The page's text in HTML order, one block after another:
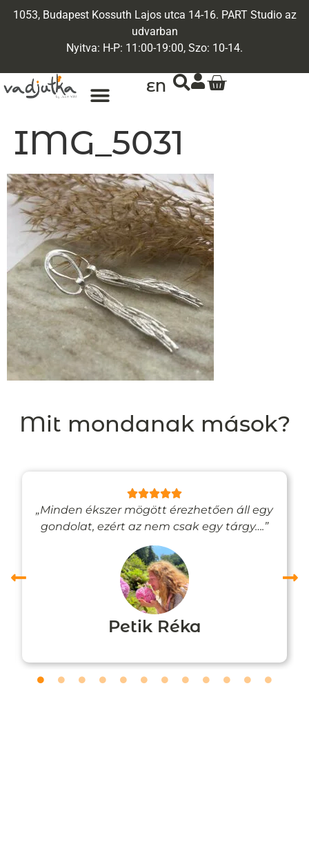
1053, Budapest Kossuth Lajos utca 14-16. PART Studio az
udvarban
Nyitva: H-P: 11:00-19:00, Szo: 10-14.
EN
IMG_5031
Mit mondanak mások?
„Minden ékszer mögött érezhetően áll egy
gondolat, ezért az nem csak egy tárgy….”
Petik Réka